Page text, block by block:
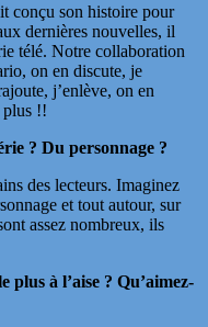
conçu son histoire pour
dernières nouvelles, il
télé. Notre collaboration
on en discute, je
j’enlève, on en
plus !!
? Du personnage ?
des lecteurs. Imaginez
et tout autour, sur
assez nombreux, ils
plus à l’aise ? Qu’aimez-